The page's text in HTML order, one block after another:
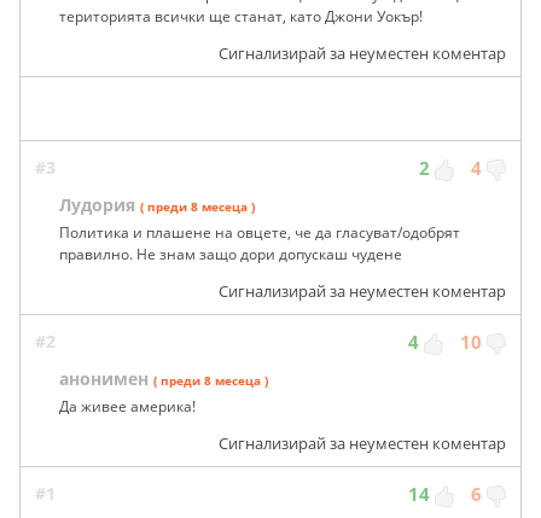
територията всички ще станат, като Джони Уокър!
Сигнализирай за неуместен коментар
#3 2 4
Лудория ( преди 8 месеца )
Политика и плашене на овцете, че да гласуват/одобрят
правилно. Не знам защо дори допускаш чудене
Сигнализирай за неуместен коментар
#2 4 10
анонимен ( преди 8 месеца )
Да живее америка!
Сигнализирай за неуместен коментар
#1 14 6